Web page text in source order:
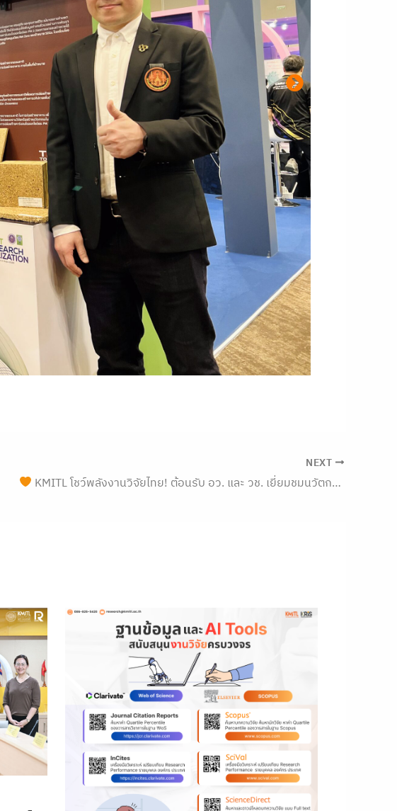
NEXT
KMITL โชว์พลังงานวิจัยไทย! ต้อนรับ อว. และ วช. เยี่ยมชมนวัตกรรมเด่นในงาน Thailand Research Expo 2026